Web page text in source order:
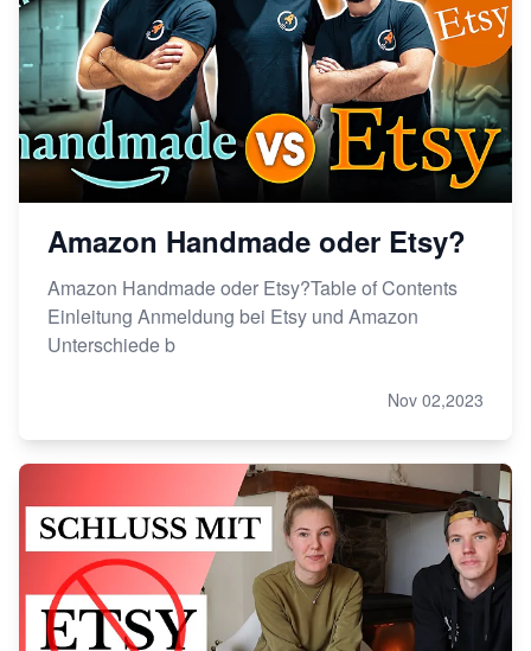
Amazon Handmade oder Etsy?
Amazon Handmade oder Etsy?Table of Contents
Einleitung Anmeldung bei Etsy und Amazon
Unterschiede b
Nov 02,2023